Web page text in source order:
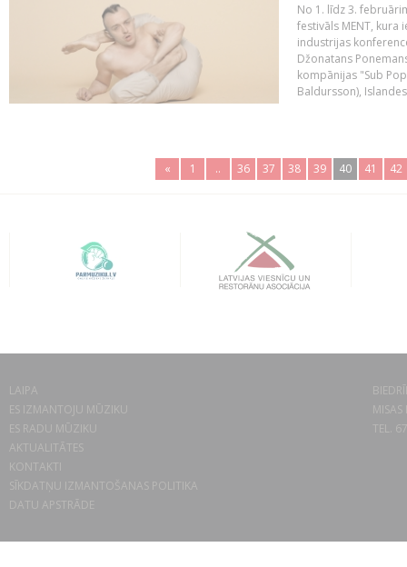
No 1. līdz 3.
festivāls MENT, kura
industrijas
Džonatans
kompānijas "Sub
Baldursson),
« 1 .. 36 37 38 39 40 41 42
LAIPA
ES IZMANTOJU MŪZIKU
ES RADU MŪZIKU
AKTUALITĀTES
KONTAKTI
SĪKDATŅU IZMANTOŠANAS POLITIKA
DATU APSTRĀDE
TEL.